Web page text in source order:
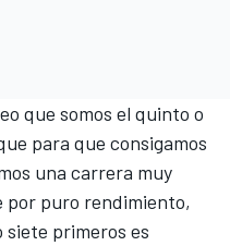
que somos el quinto o
para que consigamos
una carrera muy
por puro rendimiento,
siete primeros es